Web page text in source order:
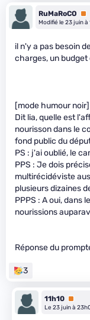
RuMaRoCO
Modifié le 23 juin à
il n'y a pas besoin
charges, un budget
[mode humour noir]
Dit lia, quelle est
nourisson dans le
fond public du
PS : j'ai oublié, le
PPS : Je dois
multirécidéviste
plusieurs dizaines
PPPS : A oui, dans
nourissions
Réponse du
3
11h10 Premium
Le 23 juin à